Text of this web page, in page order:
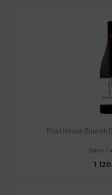
Post House Blueish
Вино /
1